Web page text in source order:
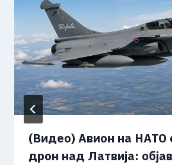
(Видео) Авион на НАТО
дрон над Латвија: